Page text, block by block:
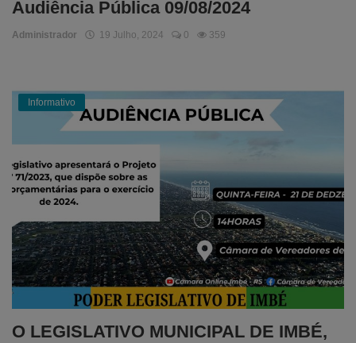
Audiência Pública 09/08/2024
Administrador 19 Julho, 2024 0 359
Informativo
O LEGISLATIVO MUNICIPAL DE IMBÉ,